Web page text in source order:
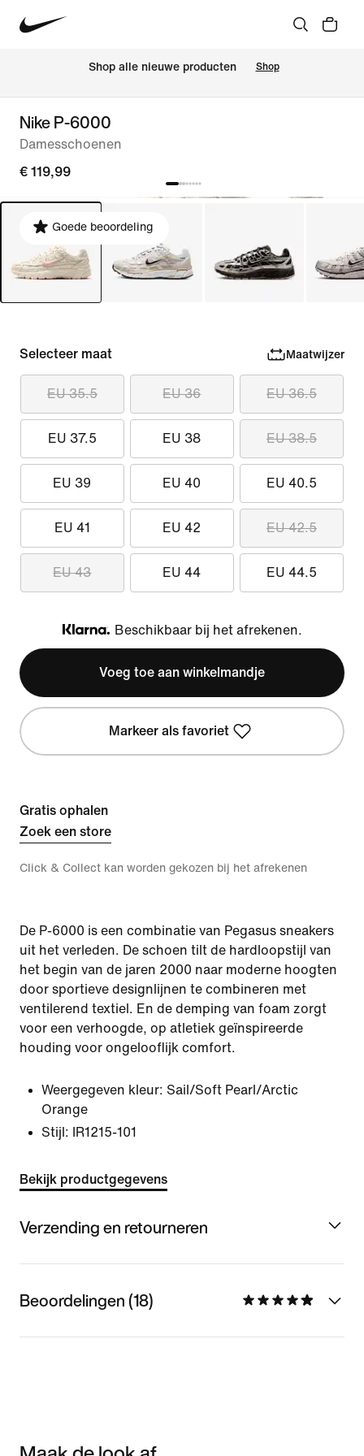
Shop alle nieuwe producten Shop
Nike P-6000
Damesschoenen
€ 119,99
Goede beoordeling
Selecteer maat Maatwijzer
EU 35.5 EU 36 EU 36.5
EU 37.5 EU 38 EU 38.5
EU 39 EU 40 EU 40.5
EU 41 EU 42 EU 42.5
EU 43 EU 44 EU 44.5
Klarna
Beschikbaar bij het afrekenen.
Voeg toe aan winkelmandje
Markeer als favoriet
Gratis ophalen
Zoek een store
Click & Collect kan worden gekozen bij het afrekenen
De P-6000 is een combinatie van Pegasus sneakers
uit het verleden. De schoen tilt de hardloopstijl van
het begin van de jaren 2000 naar moderne hoogten
door sportieve designlijnen te combineren met
ventilerend textiel. En de demping van foam zorgt
voor een verhoogde, op atletiek geïnspireerde
houding voor ongelooflijk comfort.
Weergegeven kleur: Sail/Soft Pearl/Arctic
Orange
Stijl:
IR1215-101
Bekijk productgegevens
Verzending en retourneren
Beoordelingen (18)